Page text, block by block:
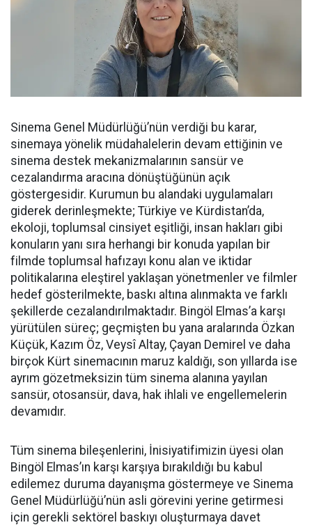
Sinema Genel Müdürlüğü’nün verdiği bu karar,
sinemaya yönelik müdahalelerin devam ettiğinin ve
sinema destek mekanizmalarının sansür ve
cezalandırma aracına dönüştüğünün açık
göstergesidir. Kurumun bu alandaki uygulamaları
giderek derinleşmekte; Türkiye ve Kürdistan’da,
ekoloji, toplumsal cinsiyet eşitliği, insan hakları gibi
konuların yanı sıra herhangi bir konuda yapılan bir
filmde toplumsal hafızayı konu alan ve iktidar
politikalarına eleştirel yaklaşan yönetmenler ve filmler
hedef gösterilmekte, baskı altına alınmakta ve farklı
şekillerde cezalandırılmaktadır. Bingöl Elmas’a karşı
yürütülen süreç; geçmişten bu yana aralarında Özkan
Küçük, Kazım Öz, Veysî Altay, Çayan Demirel ve daha
birçok Kürt sinemacının maruz kaldığı, son yıllarda ise
ayrım gözetmeksizin tüm sinema alanına yayılan
sansür, otosansür, dava, hak ihlali ve engellemelerin
devamıdır.
Tüm sinema bileşenlerini, İnisiyatifimizin üyesi olan
Bingöl Elmas’ın karşı karşıya bırakıldığı bu kabul
edilemez duruma dayanışma göstermeye ve Sinema
Genel Müdürlüğü’nün asli görevini yerine getirmesi
için gerekli sektörel baskıyı oluşturmaya davet